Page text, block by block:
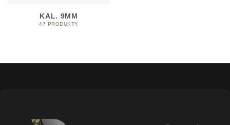
KAL. 9MM
47 PRODUKTY